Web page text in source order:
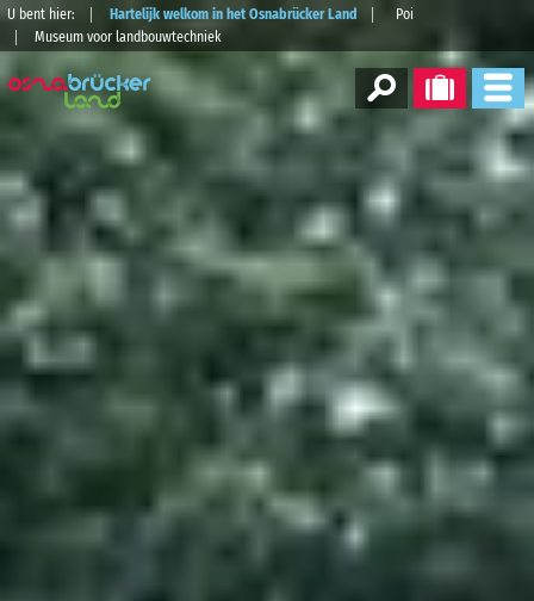
U bent hier: Hartelijk welkom in het Osnabrücker Land
Poi
Museum voor landbouwtechniek